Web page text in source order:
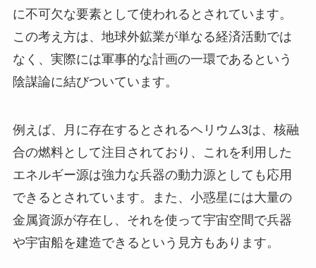
に不可欠な要素として使われるとされています。
この考え方は、地球外鉱業が単なる経済活動では
なく、実際には軍事的な計画の一環であるという
陰謀論に結びついています。
例えば、月に存在するとされるヘリウム3は、核融
合の燃料として注目されており、これを利用した
エネルギー源は強力な兵器の動力源としても応用
できるとされています。また、小惑星には大量の
金属資源が存在し、それを使って宇宙空間で兵器
や宇宙船を建造できるという見方もあります。